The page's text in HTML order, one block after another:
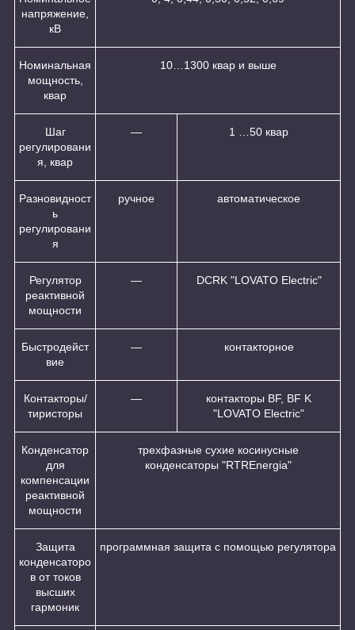
напряжение,
кВ
Номинальная
мощность,
квар
10…1300 квар и выше
Шаг
регулировани
я, квар
— 1 …50 квар
Разновидност
ь
регулировани
я
ручное автоматическое
Регулятор
реактивной
мощности
— DCRK "LOVATO Electric"
Быстродейст
вие
— контакторное
Контакторы/
тиристоры
—
контакторы BF, BF K
"LOVATO Electric"
Конденсатор
для
компенсации
реактивной
мощности
трехфазные сухие косинусные
конденсаторы "RTREnergia"
Защита
конденсаторо
в от токов
высших
гармоник
программная защита с помощью регулятора